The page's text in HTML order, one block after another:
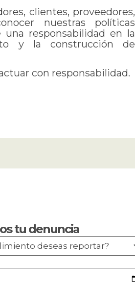
clientes, proveedores,
nuestras políticas
una responsabilidad en la
y la construcción de
con responsabilidad.
tu denuncia